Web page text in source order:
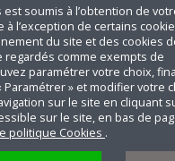
soumis à l’obtention de
l’exception de certains
du site et des cookies
regardés comme exempts de
paramétrer votre choix,
» et modifier votre
sur le site en cliquant
sur le site, en bas de
politique Cookies .